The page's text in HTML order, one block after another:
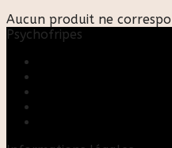
Aucun produit ne
Psychofripes